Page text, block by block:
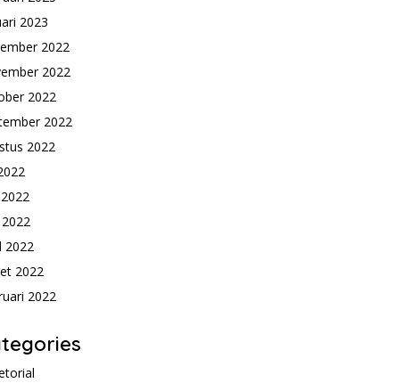
2023
2022
2022
2022
2022
2022
2022
2022
2022